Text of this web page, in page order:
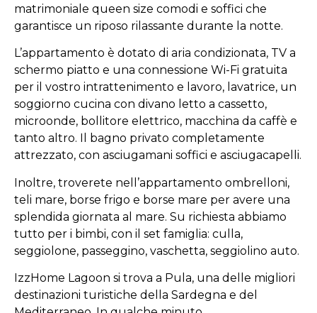
matrimoniale queen size comodi e soffici che
garantisce un riposo rilassante durante la notte.
L’appartamento è dotato di aria condizionata, TV a
schermo piatto e una connessione Wi-Fi gratuita
per il vostro intrattenimento e lavoro, lavatrice, un
soggiorno cucina con divano letto a cassetto,
microonde, bollitore elettrico, macchina da caffè e
tanto altro. Il bagno privato completamente
attrezzato, con asciugamani soffici e asciugacapelli.
Inoltre, troverete nell’appartamento ombrelloni,
teli mare, borse frigo e borse mare per avere una
splendida giornata al mare. Su richiesta abbiamo
tutto per i bimbi, con il set famiglia: culla,
seggiolone, passeggino, vaschetta, seggiolino auto.
IzzHome Lagoon si trova a Pula, una delle migliori
destinazioni turistiche della Sardegna e del